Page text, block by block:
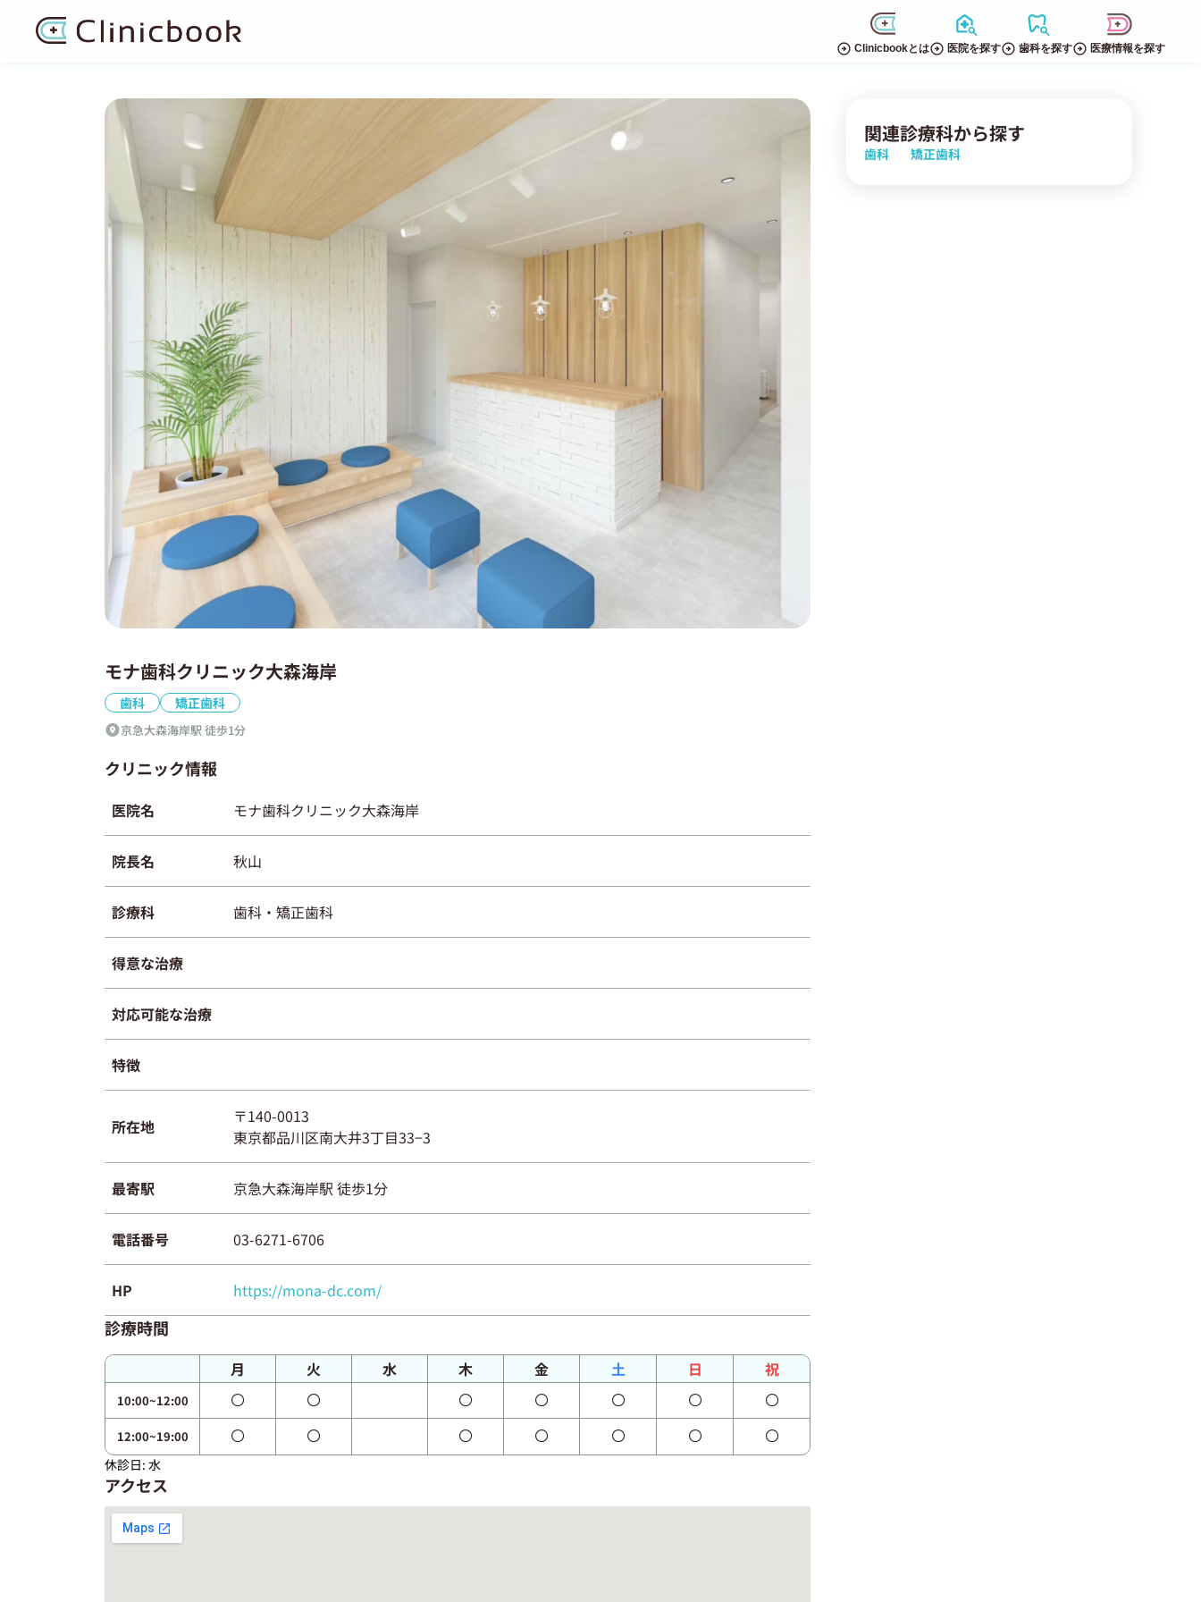
Clinicbookとは 医院を探す 歯科を探す 医療情報を探す
モナ歯科クリニック大森海岸
歯科 矯正歯科
京急大森海岸駅 徒歩1分
クリニック情報
医院名 モナ歯科クリニック大森海岸
院長名 秋山
診療科 歯科・矯正歯科
得意な治療
対応可能な治療
特徴
所在地
〒140-0013
東京都品川区南大井3丁目33−3
最寄駅 京急大森海岸駅 徒歩1分
電話番号 03-6271-6706
HP https://mona-dc.com/
診療時間
月 火 水 木 金 土 日 祝
10:00~12:00
12:00~19:00
休診日: 水
アクセス
関連診療科から探す
歯科 矯正歯科